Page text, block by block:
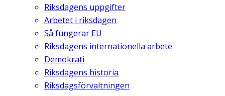
Riksdagens uppgifter
Arbetet i riksdagen
Så fungerar EU
Riksdagens internationella arbete
Demokrati
Riksdagens historia
Riksdagsförvaltningen